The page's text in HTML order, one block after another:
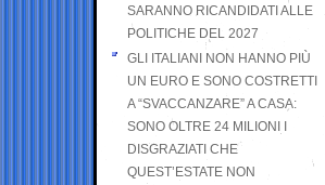
SARANNO RICANDIDATI ALLE
POLITICHE DEL 2027
GLI ITALIANI NON HANNO PIÙ
UN EURO E SONO COSTRETTI
A “SVACCANZARE” A CASA:
SONO OLTRE 24 MILIONI I
DISGRAZIATI CHE
QUEST’ESTATE NON